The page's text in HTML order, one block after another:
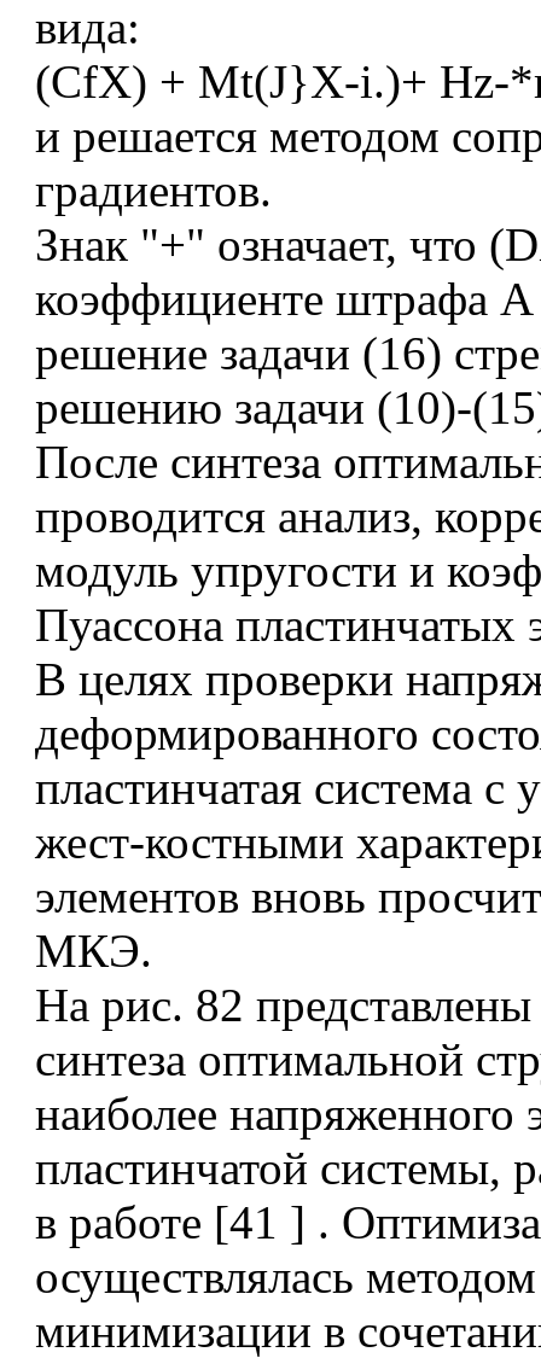
вида:
(CfX) + Mt(J}X-i.)+ Hz-
и решается методом
градиентов.
Знак "+" означает, что
коэффициенте штрафа
решение задачи (16)
решению задачи (10)-
После синтеза
проводится анализ,
модуль упругости и
Пуассона пластинчатых
В целях проверки
деформированного
пластинчатая система с
жест-костными
элементов вновь
МКЭ.
На рис. 82 представлены
синтеза оптимальной
наиболее напряженного
пластинчатой системы,
в работе [41 ] .
осуществлялась
минимизации в